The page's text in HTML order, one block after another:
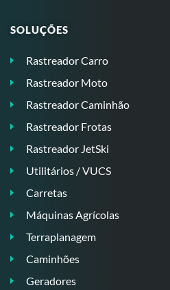
SOLUÇÕES
Rastreador Carro
Rastreador Moto
Rastreador Caminhão
Rastreador Frotas
Rastreador JetSki
Utilitários / VUCS
Carretas
Máquinas Agrícolas
Terraplanagem
Caminhões
Geradores